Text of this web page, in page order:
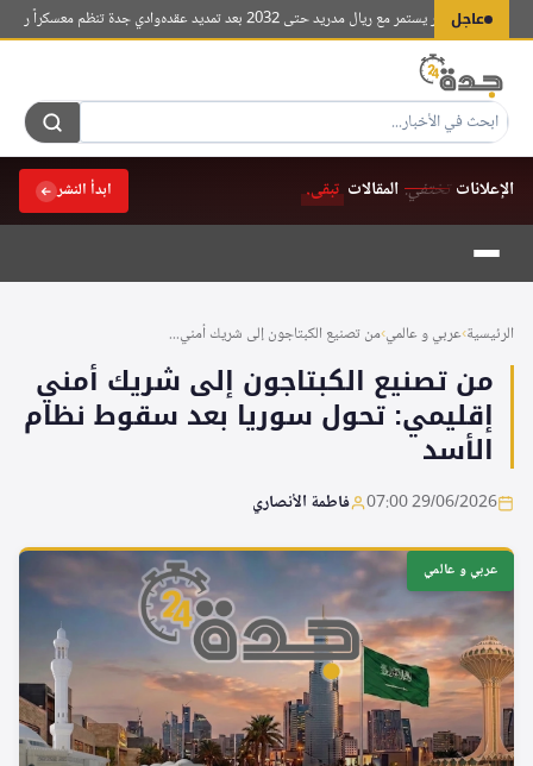
عاجل
جونيور يستمر مع ريال مدريد حتى 2032 بعد تمديد عقده وادي جدة تنظم معسكراً ريادياً لـ18 شركة ناشئة في مسار الاستثمار والاحتضان
الإعلانات تختفي.المقالات تبقى. ابدأ النشر
التجاوز
المحتوى
الرئيسية›عربي و عالمي›من تصنيع الكبتاجون إلى شريك أمني...
من تصنيع الكبتاجون إلى شريك أمني
إقليمي: تحول سوريا بعد سقوط نظام
الأسد
29/06/2026 07:00 فاطمة الأنصاري
عربي و عالمي